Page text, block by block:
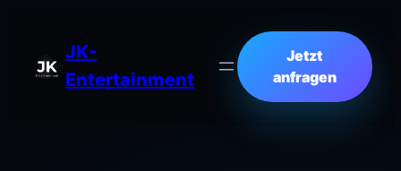
JK-
Entertainment
Jetzt
anfragen